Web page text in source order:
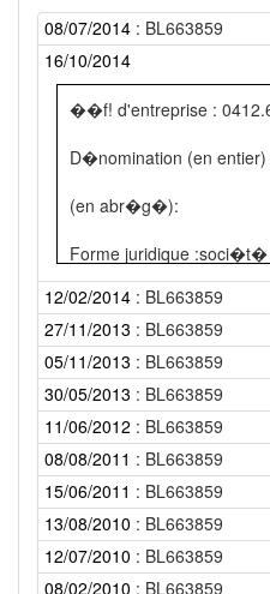
08/07/2014 : BL663859
16/10/2014
��f! d'entreprise :
D�nomination (en entier)
(en abr�g�):
Forme juridique :soci�t�
Si�ge :Boulevard
1070 Bruxelles
Ob et de l'acte :
24/02/2014 r�f�rence
it La publicatiOn ci-
d'entreprise incorrect en
L'entreprise AVENUE
num�ro 0412.653.341
12/02/2014 : BL663859
27/11/2013 : BL663859
05/11/2013 : BL663859
30/05/2013 : BL663859
11/06/2012 : BL663859
08/08/2011 : BL663859
15/06/2011 : BL663859
13/08/2010 : BL663859
12/07/2010 : BL663859
08/02/2010 : BL663859